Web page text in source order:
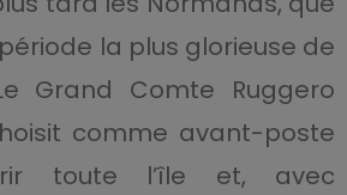
la plus glorieuse de
Grand Comte Ruggero
comme avant-poste
toute l’île et, avec